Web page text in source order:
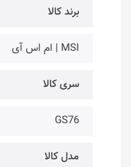
برند کالا
MSI | ام اس آی
سری کالا
GS76
مدل کالا